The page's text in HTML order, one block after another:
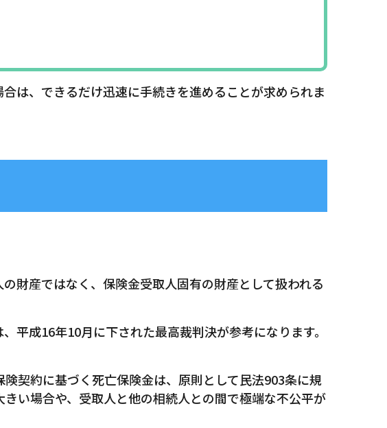
は、できるだけ迅速に手続きを進めることが求められま
財産ではなく、保険金受取人固有の財産として扱われる
平成16年10月に下された最高裁判決が参考になります。
契約に基づく死亡保険金は、原則として民法903条に規
い場合や、受取人と他の相続人との間で極端な不公平が